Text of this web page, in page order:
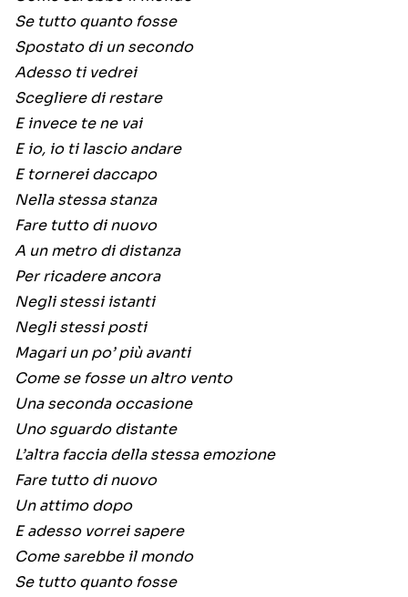
Se tutto quanto fosse
Spostato di un secondo
Adesso ti vedrei
Scegliere di restare
E invece te ne vai
E io, io ti lascio andare
E tornerei daccapo
Nella stessa stanza
Fare tutto di nuovo
A un metro di distanza
Per ricadere ancora
Negli stessi istanti
Negli stessi posti
Magari un po’ più avanti
Come se fosse un altro vento
Una seconda occasione
Uno sguardo distante
L’altra faccia della stessa emozione
Fare tutto di nuovo
Un attimo dopo
E adesso vorrei sapere
Come sarebbe il mondo
Se tutto quanto fosse